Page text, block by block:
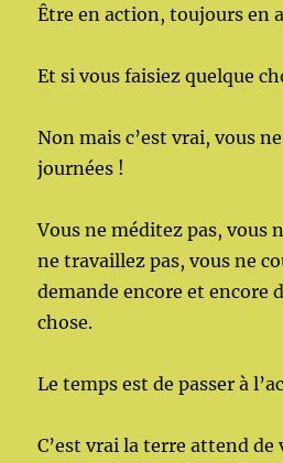
Être en action, toujours en
Et si vous faisiez quelque
Non mais c’est vrai, vous
journées !
Vous ne méditez pas, vous
ne travaillez pas, vous ne
demande encore et encore
chose.
Le temps est de passer à
C’est vrai la terre attend de